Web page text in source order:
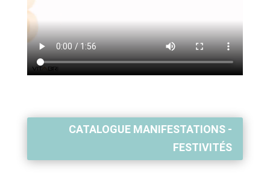
CATALOGUE MANIFESTATIONS -
FESTIVITÉS